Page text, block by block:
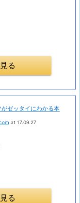
る
ゼッタイにわかる本
at 17.09.27
る